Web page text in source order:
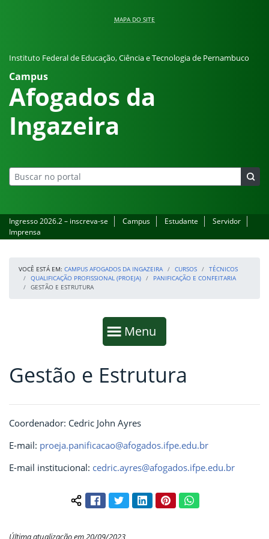
MAPA DO SITE
Instituto Federal de Educação, Ciência e Tecnologia de Pernambuco
Campus
Afogados da
Ingazeira
Ingresso 2026.2 – inscreva-se Campus Estudante
Servidor
Imprensa
VOCÊ ESTÁ EM: CAMPUS AFOGADOS DA INGAZEIRA CURSOS
TÉCNICOS
QUALIFICAÇÃO PROFISSIONAL (PROEJA)
PANIFICAÇÃO E CONFEITARIA
GESTÃO E ESTRUTURA
Mostrar
Menu
Fim da navegação
Início do conteúdo
Gestão e Estrutura
Coordenador: Cedric John Ayres
E-mail: proeja.panificacao@afogados.ifpe.edu.br
E-mail institucional: cedric.ayres@afogados.ifpe.edu.br
Compartilhar conteúdo:
FacebookTwitterLinkedInPinterestWhatsApp
Última atualização em 20/09/2023